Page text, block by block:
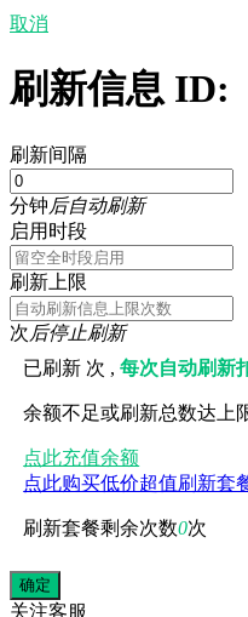
取消
刷新信息 ID:
刷新间隔
分钟后自动刷新
启用时段
刷新上限
次后停止刷新
已刷新 次 ,每次自动刷新
余额不足或刷新总数达上
点此充值余额
点此购买低价超值刷新套
刷新套餐剩余次数0次
关注客服